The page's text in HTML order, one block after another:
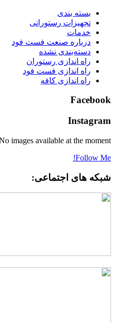
بسته بندی
تجهیزات رستورانی
خدمات
درباره صنعت فست فود
دسته‌بندی نشده
راه اندازی رستوران
راه اندازی فست فود
راه اندازی کافه
No images available at the
Follow
های اجتماعی: